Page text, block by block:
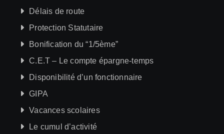
Délais de route
Protection Statutaire
Bonification du “1/5ème”
C.E.T – Le compte épargne-temps
Disponibilité d’un fonctionnaire
GIPA
Vacances scolaires
Le cumul d’activité